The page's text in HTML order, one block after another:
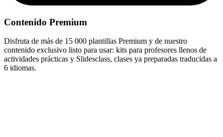
Contenido Premium
Disfruta de más de 15 000 plantillas Premium y de nuestro
contenido exclusivo listo para usar: kits para profesores llenos de
actividades prácticas y Slidesclass, clases ya preparadas traducidas a
6 idiomas.